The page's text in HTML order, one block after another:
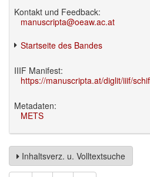
Kontakt und Feedback:
manuscripta@oeaw.ac.at
Startseite des Bandes
IIIF Manifest:
https://manuscripta.at/diglit/iiif/
Metadaten:
METS
Inhaltsverz. u. Volltextsuche